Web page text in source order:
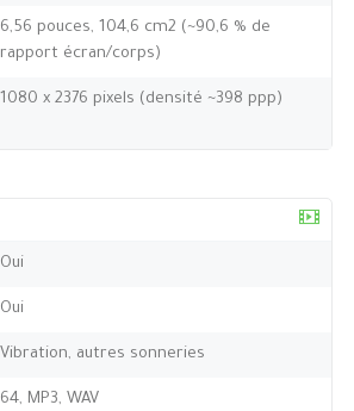
6,56 pouces, 104,6 cm2 (~90,6 % de
rapport écran/corps)
1080 x 2376 pixels (densité ~398 ppp)
Oui
Oui
Vibration, autres sonneries
64, MP3, WAV